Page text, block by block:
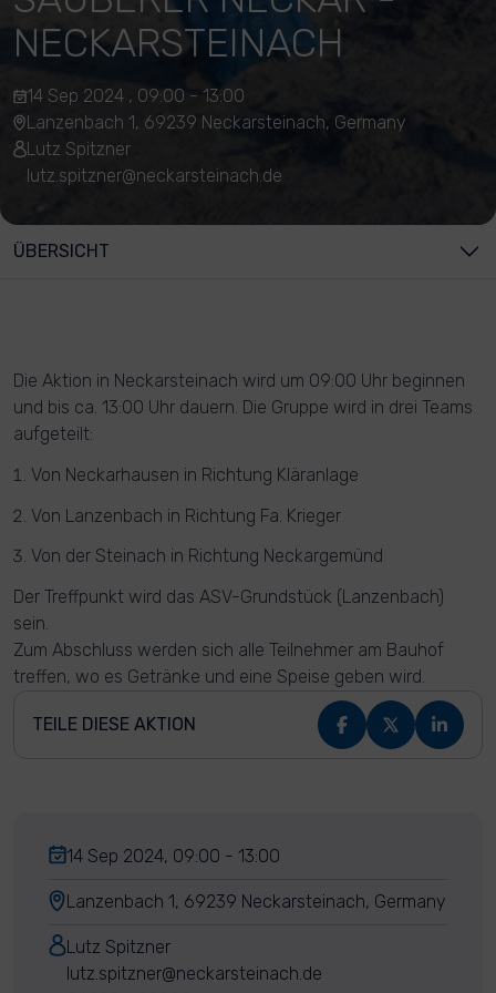
NECKARSTEINACH
14 Sep 2024 , 09:00 - 13:00
Lanzenbach 1, 69239 Neckarsteinach, Germany
Lutz Spitzner
lutz.spitzner@neckarsteinach.de
ÜBERSICHT
Die Aktion in Neckarsteinach wird um 09:00 Uhr beginnen
und bis ca. 13:00 Uhr dauern. Die Gruppe wird in drei Teams
aufgeteilt:
Von Neckarhausen in Richtung Kläranlage
Von Lanzenbach in Richtung Fa. Krieger
Von der Steinach in Richtung Neckargemünd
Der Treffpunkt wird das ASV-Grundstück (Lanzenbach)
sein.
Zum Abschluss werden sich alle Teilnehmer am Bauhof
treffen, wo es Getränke und eine Speise geben wird.
TEILE DIESE AKTION
14 Sep 2024, 09:00 - 13:00
Lanzenbach 1, 69239 Neckarsteinach, Germany
Lutz Spitzner
lutz.spitzner@neckarsteinach.de